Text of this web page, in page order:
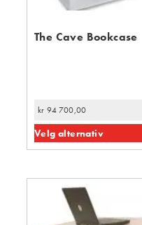
The Cave Bookcase
kr 94 700,00
Velg alternativ